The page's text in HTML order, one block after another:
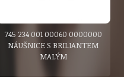
745 234 001 00060 0000000
NÁUŠNICE S BRILIANTEM
MALÝM